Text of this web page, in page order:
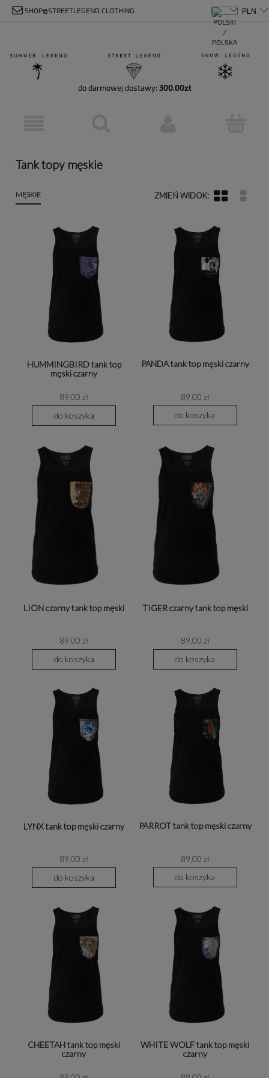
SHOP@STREETLEGEND.CLOTHING
do darmowej dostawy: 300.00zł
Tank topy męskie
MĘSKIE
HUMMINGBIRD tank top
męski czarny
89,00 zł
do koszyka
PANDA tank top męski czarny
89,00 zł
do koszyka
LION czarny tank top męski
89,00 zł
do koszyka
TIGER czarny tank top męski
89,00 zł
do koszyka
LYNX tank top męski czarny
89,00 zł
do koszyka
PARROT tank top męski czarny
89,00 zł
do koszyka
CHEETAH tank top męski
czarny
WHITE WOLF tank top męski
czarny